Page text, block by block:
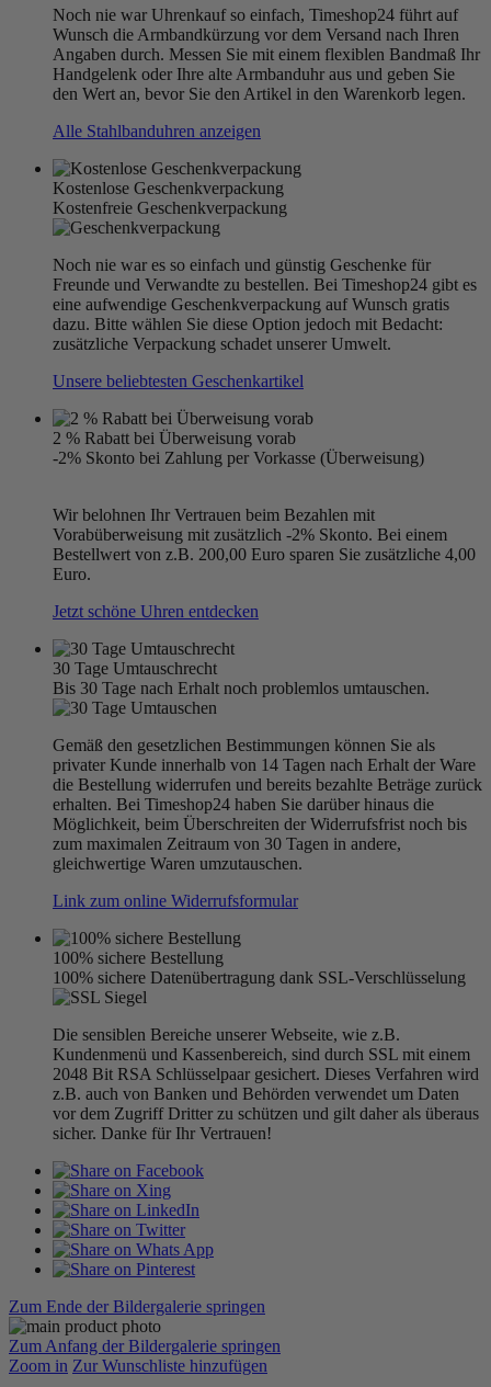
Noch nie war Uhrenkauf so einfach, Timeshop24 führt auf
Wunsch die Armbandkürzung vor dem Versand nach Ihren
Angaben durch. Messen Sie mit einem flexiblen Bandmaß Ihr
Handgelenk oder Ihre alte Armbanduhr aus und geben Sie
den Wert an, bevor Sie den Artikel in den Warenkorb legen.
Alle Stahlbanduhren anzeigen
Kostenlose Geschenkverpackung
Kostenfreie Geschenkverpackung
Noch nie war es so einfach und günstig Geschenke für
Freunde und Verwandte zu bestellen. Bei Timeshop24 gibt es
eine aufwendige Geschenkverpackung auf Wunsch gratis
dazu. Bitte wählen Sie diese Option jedoch mit Bedacht:
zusätzliche Verpackung schadet unserer Umwelt.
Unsere beliebtesten Geschenkartikel
2 % Rabatt bei Überweisung vorab
-2% Skonto bei Zahlung per Vorkasse (Überweisung)
Wir belohnen Ihr Vertrauen beim Bezahlen mit
Vorabüberweisung mit zusätzlich -2% Skonto. Bei einem
Bestellwert von z.B. 200,00 Euro sparen Sie zusätzliche 4,00
Euro.
Jetzt schöne Uhren entdecken
30 Tage Umtauschrecht
Bis 30 Tage nach Erhalt noch problemlos umtauschen.
Gemäß den gesetzlichen Bestimmungen können Sie als
privater Kunde innerhalb von 14 Tagen nach Erhalt der Ware
die Bestellung widerrufen und bereits bezahlte Beträge zurück
erhalten. Bei Timeshop24 haben Sie darüber hinaus die
Möglichkeit, beim Überschreiten der Widerrufsfrist noch bis
zum maximalen Zeitraum von 30 Tagen in andere,
gleichwertige Waren umzutauschen.
Link zum online Widerrufsformular
100% sichere Bestellung
100% sichere Datenübertragung dank SSL-Verschlüsselung
Die sensiblen Bereiche unserer Webseite, wie z.B.
Kundenmenü und Kassenbereich, sind durch SSL mit einem
2048 Bit RSA Schlüsselpaar gesichert. Dieses Verfahren wird
z.B. auch von Banken und Behörden verwendet um Daten
vor dem Zugriff Dritter zu schützen und gilt daher als überaus
sicher. Danke für Ihr Vertrauen!
Zum Ende der Bildergalerie springen
Zum Anfang der Bildergalerie springen
Zoom in Zur Wunschliste hinzufügen